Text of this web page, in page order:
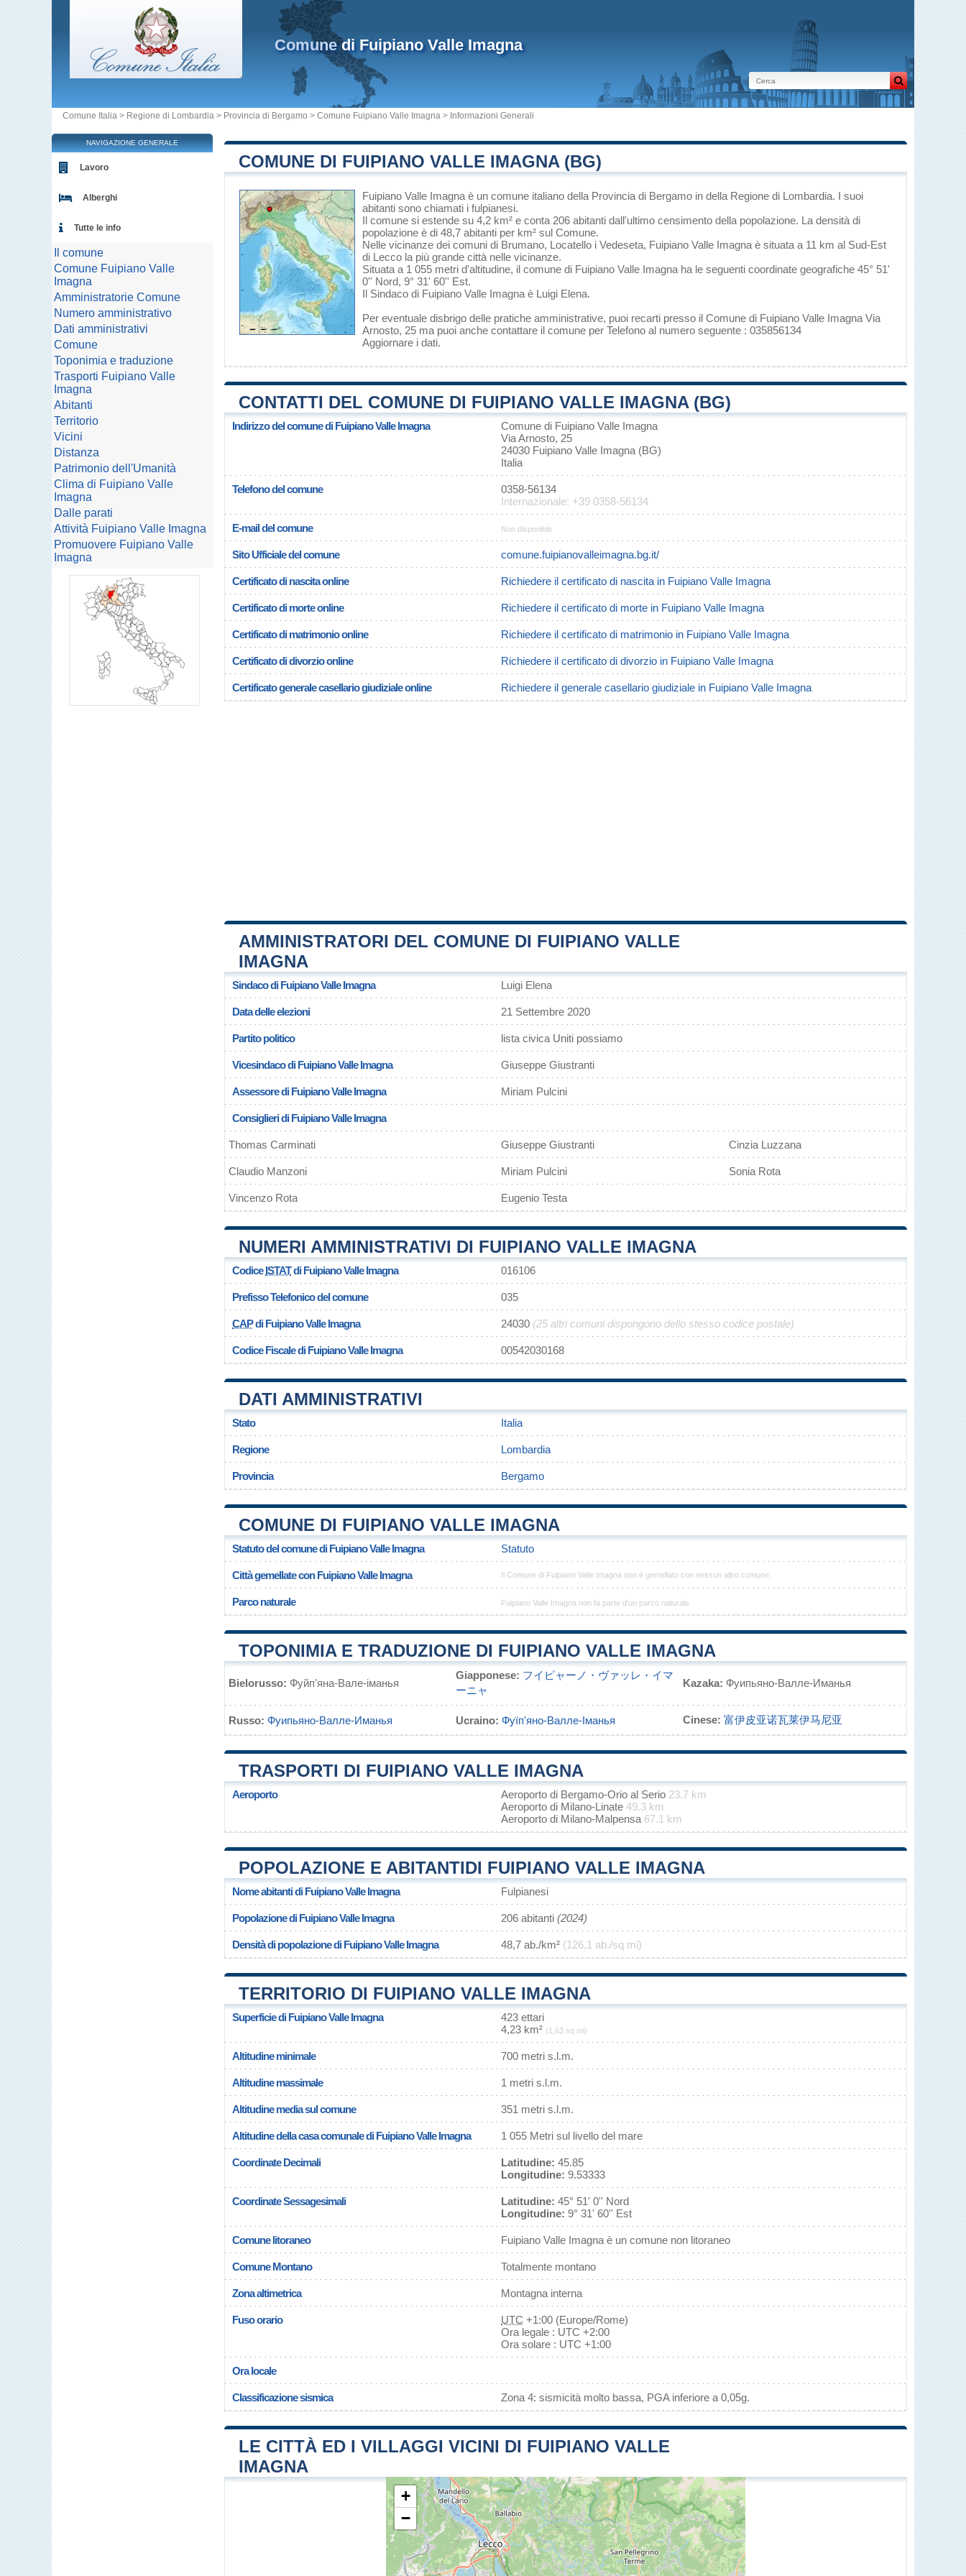
Comunedi Fuipiano Valle Imagna
Comune Italia > Regione di Lombardia > Provincia di Bergamo > Comune Fuipiano Valle Imagna > Informazioni Generali
COMUNE DI FUIPIANO VALLE IMAGNA (BG)
Fuipiano Valle Imagna è un comune italiano della Provincia di Bergamo in della Regione di Lombardia. I suoi
abitanti sono chiamati i fulpianesi.
Il comune si estende su 4,2 km² e conta 206 abitanti dall'ultimo censimento della popolazione. La densità di
popolazione è di 48,7 abitanti per km² sul Comune.
Nelle vicinanze dei comuni di Brumano, Locatello i Vedeseta, Fuipiano Valle Imagna è situata a 11 km al Sud-Est
di Lecco la più grande città nelle vicinanze.
Situata a 1 055 metri d'altitudine, il comune di Fuipiano Valle Imagna ha le seguenti coordinate geografiche 45° 51'
0'' Nord, 9° 31' 60'' Est.
Il Sindaco di Fuipiano Valle Imagna è Luigi Elena.
Per eventuale disbrigo delle pratiche amministrative, puoi recarti presso il Comune di Fuipiano Valle Imagna Via
Arnosto, 25 ma puoi anche contattare il comune per Telefono al numero seguente : 035856134
Aggiornare i dati.
CONTATTI DEL COMUNE DI FUIPIANO VALLE IMAGNA (BG)
Indirizzo del comune di Fuipiano Valle Imagna
Comune di Fuipiano Valle Imagna
Via Arnosto, 25
24030 Fuipiano Valle Imagna (BG)
Italia
Telefono del comune
0358-56134
Internazionale: +39 0358-56134
E-mail del comune Non disponible
Sito Ufficiale del comune comune.fuipianovalleimagna.bg.it/
Certificato di nascita online Richiedere il certificato di nascita in Fuipiano Valle Imagna
Certificato di morte online Richiedere il certificato di morte in Fuipiano Valle Imagna
Certificato di matrimonio online Richiedere il certificato di matrimonio in Fuipiano Valle Imagna
Certificato di divorzio online Richiedere il certificato di divorzio in Fuipiano Valle Imagna
Certificato generale casellario giudiziale online Richiedere il generale casellario giudiziale in Fuipiano Valle Imagna
AMMINISTRATORI DEL COMUNE DI FUIPIANO VALLE
IMAGNA
Sindaco di Fuipiano Valle Imagna Luigi Elena
Data delle elezioni 21 Settembre 2020
Partito politico lista civica Uniti possiamo
Vicesindaco di Fuipiano Valle Imagna Giuseppe Giustranti
Assessore di Fuipiano Valle Imagna Miriam Pulcini
Consiglieri di Fuipiano Valle Imagna
Thomas Carminati Giuseppe Giustranti Cinzia Luzzana
Claudio Manzoni Miriam Pulcini Sonia Rota
Vincenzo Rota Eugenio Testa
NUMERI AMMINISTRATIVI DI FUIPIANO VALLE IMAGNA
CodiceISTATdi Fuipiano Valle Imagna 016106
Prefisso Telefonico del comune 035
CAPdi Fuipiano Valle Imagna 24030 (25 altri comuni dispongono dello stesso codice postale)
Codice Fiscale di Fuipiano Valle Imagna 00542030168
DATI AMMINISTRATIVI
Stato Italia
Regione Lombardia
Provincia Bergamo
COMUNE DI FUIPIANO VALLE IMAGNA
Statuto del comune di Fuipiano Valle Imagna Statuto
Città gemellate con Fuipiano Valle Imagna Il Comune di Fuipiano Valle Imagna non è gemellato con nessun altro comune.
Parco naturale Fuipiano Valle Imagna non fa parte d'un parco naturale
TOPONIMIA E TRADUZIONE DI FUIPIANO VALLE IMAGNA
Bielorusso: Фуйп'яна-Вале-іманья
Giapponese: フイピャーノ・ヴァッレ・イマ
ーニャ
Kazaka: Фуипьяно-Валле-Иманья
Russo: Фуипьяно-Валле-Иманья Ucraino: Фуїп'яно-Валле-Іманья Cinese: 富伊皮亚诺瓦莱伊马尼亚
TRASPORTI DI FUIPIANO VALLE IMAGNA
Aeroporto Aeroporto di Bergamo-Orio al Serio 23.7 km
Aeroporto di Milano-Linate 49.3 km
Aeroporto di Milano-Malpensa 67.1 km
POPOLAZIONE E ABITANTIDI FUIPIANO VALLE IMAGNA
Nome abitanti di Fuipiano Valle Imagna Fulpianesi
Popolazione di Fuipiano Valle Imagna 206 abitanti (2024)
Densità di popolazione di Fuipiano Valle Imagna 48,7 ab./km² (126,1 ab./sq mi)
TERRITORIO DI FUIPIANO VALLE IMAGNA
Superficie di Fuipiano Valle Imagna
423 ettari
4,23 km² (1,63 sq mi)
Altitudine minimale 700 metri s.l.m.
Altitudine massimale 1 metri s.l.m.
Altitudine media sul comune 351 metri s.l.m.
Altitudine della casa comunale di Fuipiano Valle Imagna 1 055 Metri sul livello del mare
Coordinate Decimali Latitudine: 45.85
Longitudine: 9.53333
Coordinate Sessagesimali Latitudine: 45° 51' 0'' Nord
Longitudine: 9° 31' 60'' Est
Comune litoraneo Fuipiano Valle Imagna è un comune non litoraneo
Comune Montano Totalmente montano
Zona altimetrica Montagna interna
Fuso orario UTC +1:00 (Europe/Rome)
Ora legale : UTC +2:00
Ora solare : UTC +1:00
Ora locale
Classificazione sismica Zona 4: sismicità molto bassa, PGA inferiore a 0,05g.
LE CITTÀ ED I VILLAGGI VICINI DI FUIPIANO VALLE
IMAGNA
+
−
NAVIGAZIONE GENERALE
Lavoro
Alberghi
Tutte le info
Il comune
Comune Fuipiano Valle
Imagna
Amministratorie Comune
Numero amministrativo
Dati amministrativi
Comune
Toponimia e traduzione
Trasporti Fuipiano Valle
Imagna
Abitanti
Territorio
Vicini
Distanza
Patrimonio dell'Umanità
Clima di Fuipiano Valle
Imagna
Dalle parati
Attività Fuipiano Valle Imagna
Promuovere Fuipiano Valle
Imagna